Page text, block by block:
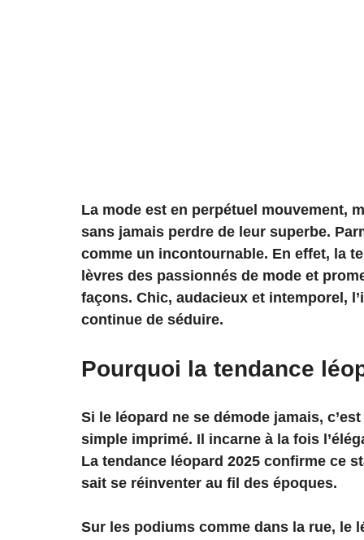
La mode est en perpétuel mouvement,
sans jamais perdre de leur superbe.
comme un incontournable. En effet, la
lèvres des passionnés de mode et
façons. Chic, audacieux et intemporel,
continue de séduire.
Pourquoi la tendance
Si le léopard ne se démode jamais,
simple imprimé. Il incarne à la fois
La tendance léopard 2025 confirme ce
sait se réinventer au fil des époques.
Sur les podiums comme dans la rue, le